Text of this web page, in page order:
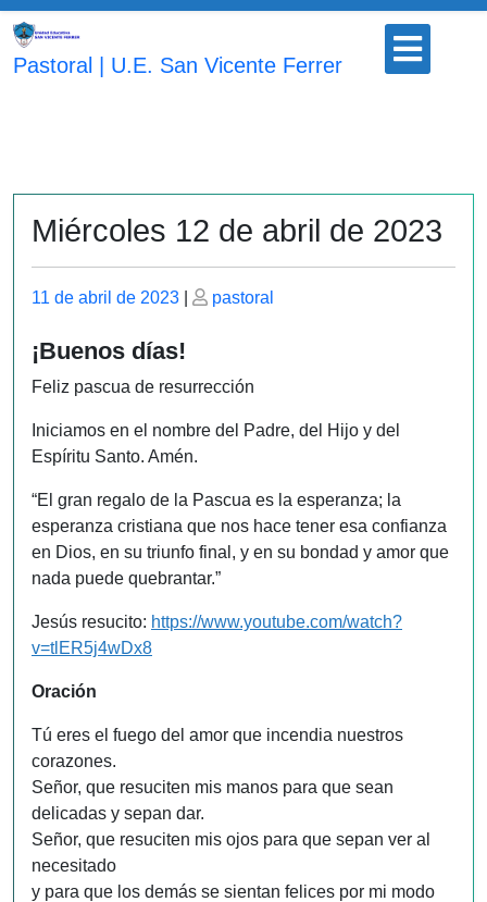
Saltar
contenido
Pastoral | U.E. San Vicente Ferrer
Botón
abrir
Miércoles 12 de abril de 2023
Publicado
11 de abril de 2023
Publicado
pastoral
¡Buenos días!
Feliz pascua de resurrección
Iniciamos en el nombre del Padre, del Hijo y del
Espíritu Santo. Amén.
“El gran regalo de la Pascua es la esperanza; la
esperanza cristiana que nos hace tener esa confianza
en Dios, en su triunfo final, y en su bondad y amor que
nada puede quebrantar.”
Jesús resucito: https://www.youtube.com/watch?
v=tlER5j4wDx8
Oración
Tú eres el fuego del amor que incendia nuestros
corazones.
Señor, que resuciten mis manos para que sean
delicadas y sepan dar.
Señor, que resuciten mis ojos para que sepan ver al
necesitado
y para que los demás se sientan felices por mi modo